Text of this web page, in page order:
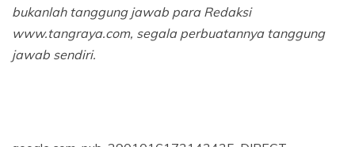
bukanlah tanggung jawab para Redaksi
www.tangraya.com, segala perbuatannya tanggung
jawab sendiri.